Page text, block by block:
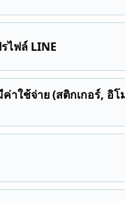
ไฟล์ LINE
าใช้จ่าย (สติกเกอร์, อิโ